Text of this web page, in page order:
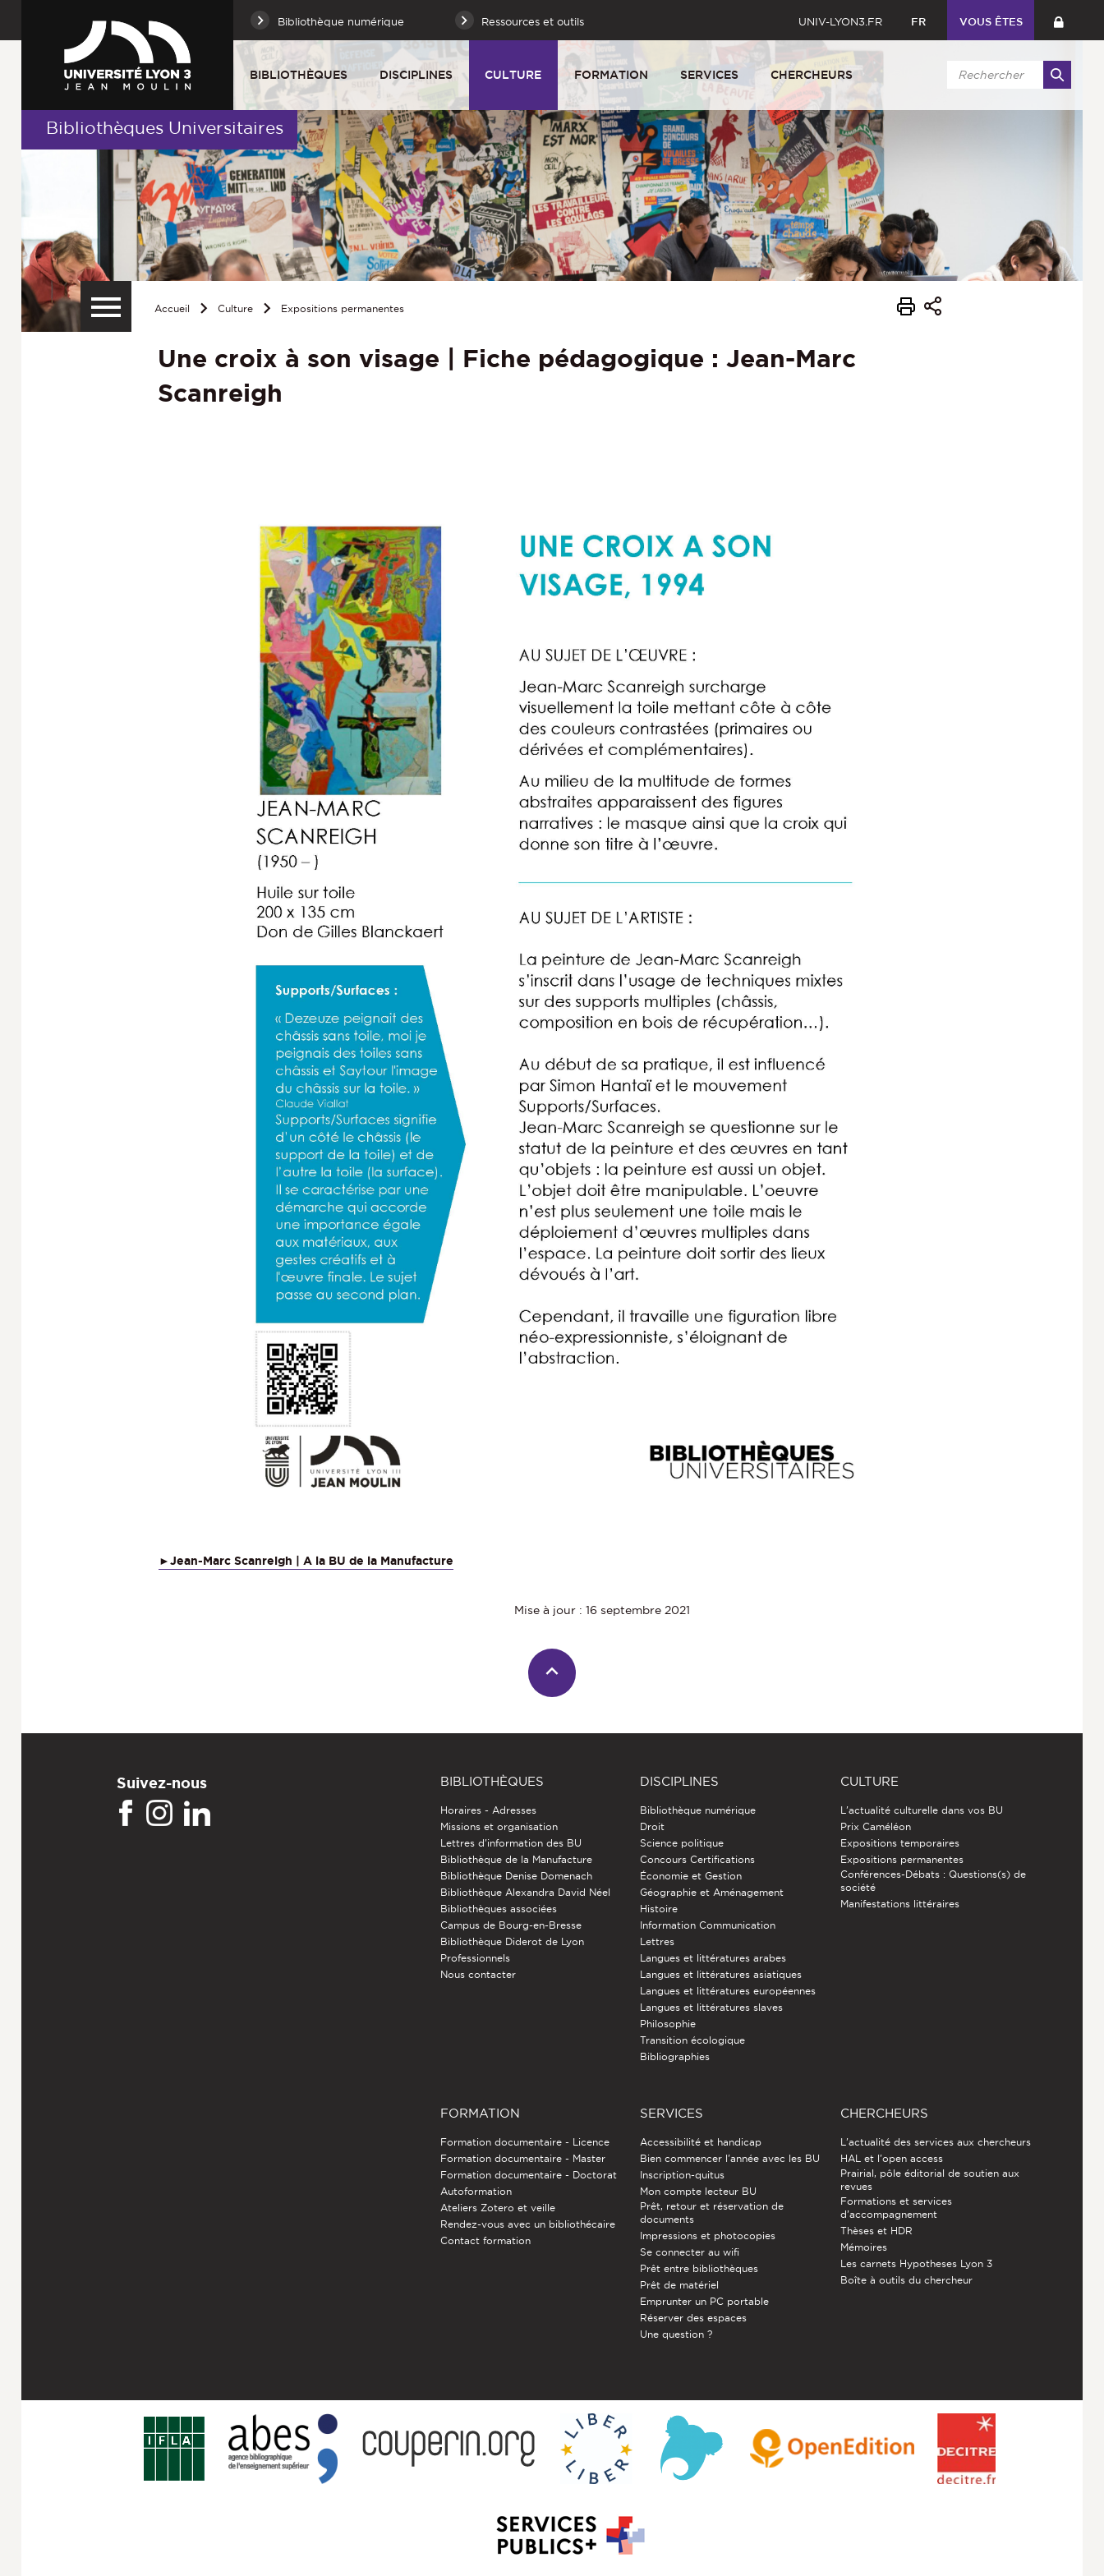
Bibliothèque numérique Ressources et outils UNIV-LYON3.FR FR VOUS ÊTES
BIBLIOTHÈQUES DISCIPLINES CULTURE FORMATION SERVICES CHERCHEURS
Bibliothèques Universitaires
Accueil Culture Expositions permanentes
Une croix à son visage | Fiche pédagogique : Jean-Marc
Scanreigh
►Jean-Marc Scanreigh | A la BU de la Manufacture
Mise à jour : 16 septembre 2021
Suivez-nous BIBLIOTHÈQUES
Horaires - Adresses
Missions et organisation
Lettres d'information des BU
Bibliothèque de la Manufacture
Bibliothèque Denise Domenach
Bibliothèque Alexandra David Néel
Bibliothèques associées
Campus de Bourg-en-Bresse
Bibliothèque Diderot de Lyon
Professionnels
Nous contacter
DISCIPLINES
Bibliothèque numérique
Droit
Science politique
Concours Certifications
Économie et Gestion
Géographie et Aménagement
Histoire
Information Communication
Lettres
Langues et littératures arabes
Langues et littératures asiatiques
Langues et littératures européennes
Langues et littératures slaves
Philosophie
Transition écologique
Bibliographies
CULTURE
L'actualité culturelle dans vos BU
Prix Caméléon
Expositions temporaires
Expositions permanentes
Conférences-Débats : Questions(s) de
société
Manifestations littéraires
FORMATION
Formation documentaire - Licence
Formation documentaire - Master
Formation documentaire - Doctorat
Autoformation
Ateliers Zotero et veille
Rendez-vous avec un bibliothécaire
Contact formation
SERVICES
Accessibilité et handicap
Bien commencer l'année avec les BU
Inscription-quitus
Mon compte lecteur BU
Prêt, retour et réservation de
documents
Impressions et photocopies
Se connecter au wifi
Prêt entre bibliothèques
Prêt de matériel
Emprunter un PC portable
Réserver des espaces
Une question ?
CHERCHEURS
L'actualité des services aux chercheurs
HAL et l'open access
Prairial, pôle éditorial de soutien aux
revues
Formations et services
d’accompagnement
Thèses et HDR
Mémoires
Les carnets Hypotheses Lyon 3
Boîte à outils du chercheur